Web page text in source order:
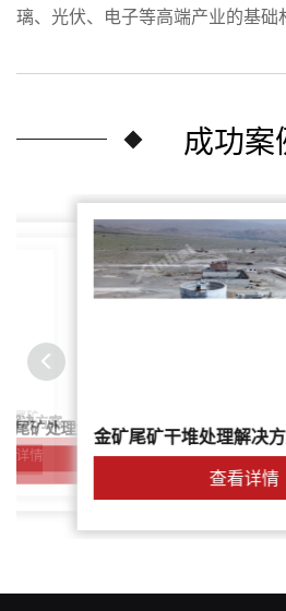
璃、光伏、电子等高端产业的基
附加值的粉体，离不开一套专业
文将从设备、工艺到应用，为您
成功案
尾矿
解决方案
详情
尾矿处理解决方案简介金矿尾矿干堆处理解决
查看详情
鑫海
解决